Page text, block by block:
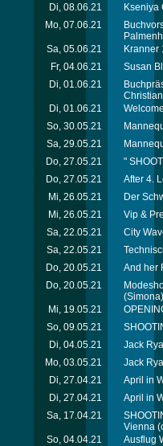
Di, 08.06.21
Kseniya
Mo, 07.06.21
Sa, 05.06.21
Kranner
Fr, 04.06.21
Susan
Di, 01.06.21
Di, 01.06.21
So, 30.05.21
Sa, 29.05.21
Do, 27.05.21
"
Do, 27.05.21
After 4.
Mi, 26.05.21
Der
Mi, 26.05.21
Vip &
Sa, 22.05.21
City
Sa, 22.05.21
Do, 20.05.21
And her
Do, 20.05.21
(Simona)
Mi, 19.05.21
So, 09.05.21
Di, 04.05.21
Jack
Mo, 03.05.21
Jack
Di, 27.04.21
April in
Di, 27.04.21
April in
Sa, 17.04.21
Vienna
So, 04.04.21
Ausflug